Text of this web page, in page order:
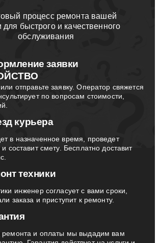
процесс ремонта вашей
для быстрого и качественного
обслуживания
заявки
отправьте заявку. Оператор свяжется
по вопросам стоимости,
курьера
в назначенное время, проведет
составит смету. Бесплатно доставит
техники
инженер согласует с вами сроки,
заказа и приступит к ремонту.
ремонта и оплаты мы выдадим вам